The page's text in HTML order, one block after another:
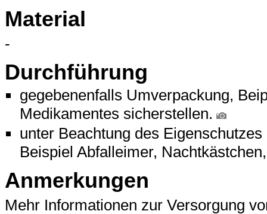
Material
-
Durchführung
gegebenenfalls Umverpackung,
Medikamentes sicherstellen.
unter Beachtung des
Beispiel Abfalleimer,
Anmerkungen
Mehr Informationen zur Versorgung